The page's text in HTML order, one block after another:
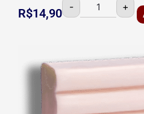
R$14,90 - +
56
Pele
Clara)